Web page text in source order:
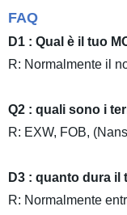
FAQ
D1 : Qual è il tuo
R: Normalmente il
Q2 : quali sono i
R: EXW, FOB,
D3 : quanto dura il
R: Normalmente